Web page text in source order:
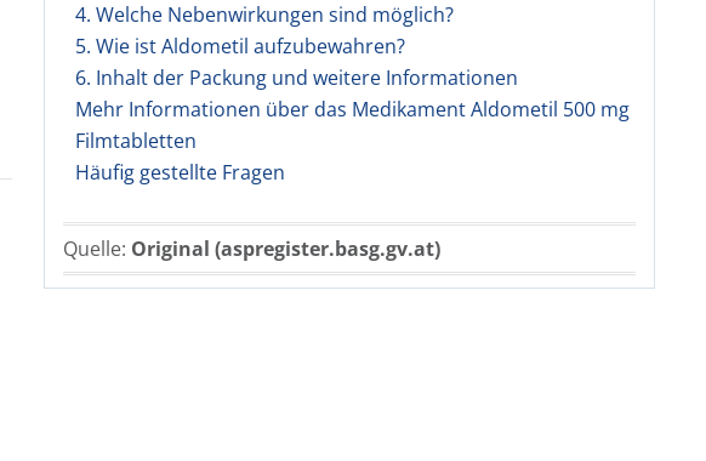
4. Welche Nebenwirkungen sind möglich?
5. Wie ist Aldometil aufzubewahren?
6. Inhalt der Packung und weitere Informationen
Mehr Informationen über das Medikament Aldometil 500 mg
Filmtabletten
Häufig gestellte Fragen
Quelle: Original (aspregister.basg.gv.at)